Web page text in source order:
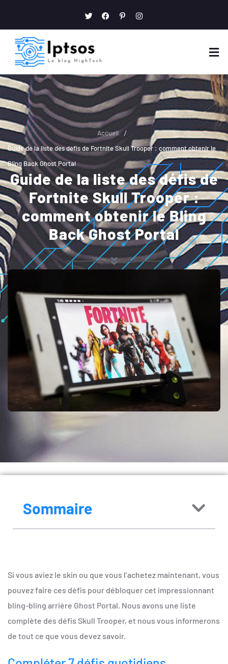
Accueil /
Guide de la liste des défis de Fortnite Skull Trooper : comment obtenir le
Bling Back Ghost Portal
Guide de la liste des défis de
Fortnite Skull Trooper :
comment obtenir le Bling
Back Ghost Portal
Sommaire
Si vous aviez le skin ou que vous l’achetez maintenant, vous
pouvez faire ces défis pour débloquer cet impressionnant
bling-bling arrière Ghost Portal. Nous avons une liste
complète des défis Skull Trooper, et nous vous informerons
de tout ce que vous devez savoir.